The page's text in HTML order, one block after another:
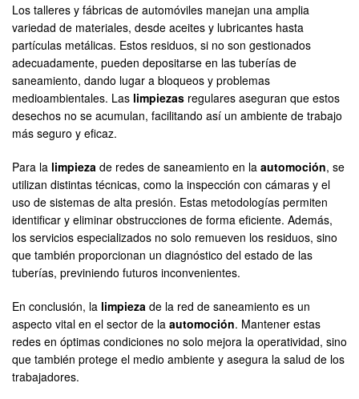
Los talleres y fábricas de automóviles manejan una amplia
variedad de materiales, desde aceites y lubricantes hasta
partículas metálicas. Estos residuos, si no son gestionados
adecuadamente, pueden depositarse en las tuberías de
saneamiento, dando lugar a bloqueos y problemas
medioambientales. Las limpiezas regulares aseguran que estos
desechos no se acumulan, facilitando así un ambiente de trabajo
más seguro y eficaz.
Para la limpieza de redes de saneamiento en la automoción, se
utilizan distintas técnicas, como la inspección con cámaras y el
uso de sistemas de alta presión. Estas metodologías permiten
identificar y eliminar obstrucciones de forma eficiente. Además,
los servicios especializados no solo remueven los residuos, sino
que también proporcionan un diagnóstico del estado de las
tuberías, previniendo futuros inconvenientes.
En conclusión, la limpieza de la red de saneamiento es un
aspecto vital en el sector de la automoción. Mantener estas
redes en óptimas condiciones no solo mejora la operatividad, sino
que también protege el medio ambiente y asegura la salud de los
trabajadores.